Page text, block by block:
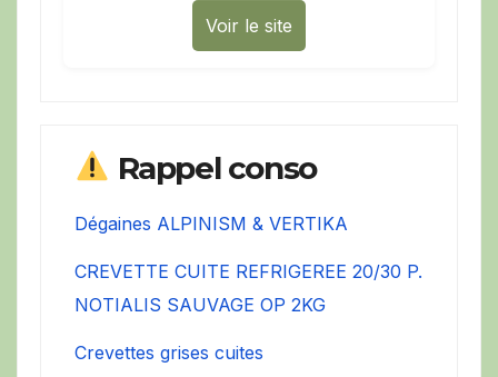
Voir le site
Rappel conso
Dégaines ALPINISM & VERTIKA
CREVETTE CUITE REFRIGEREE 20/30 P.
NOTIALIS SAUVAGE OP 2KG
Crevettes grises cuites